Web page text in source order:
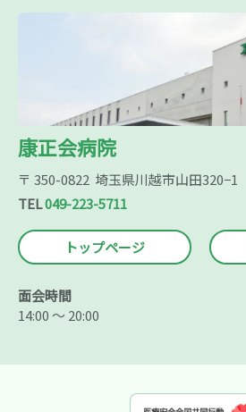
康正会病院
〒 350-0822 埼玉県川越市山田320−1
TEL049-223-5711
トップページ
面会時間
14:00 ～ 20:00